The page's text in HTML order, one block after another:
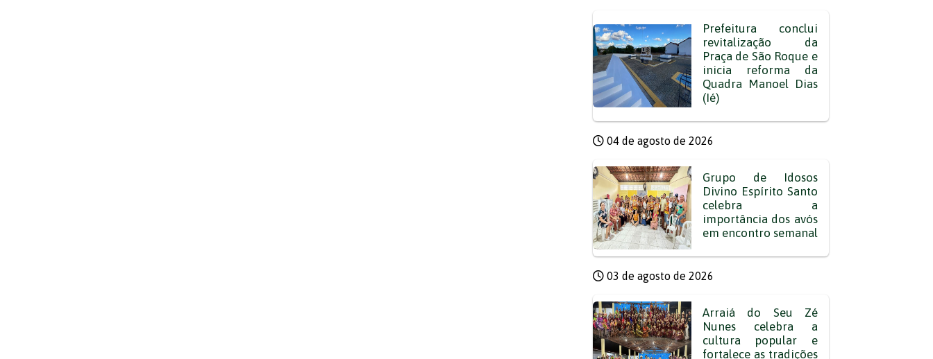
Prefeitura conclui
revitalização da
Praça de São Roque e
inicia reforma da
Quadra Manoel Dias
(Ié)
04 de agosto de 2026
Grupo de Idosos
Divino Espírito Santo
celebra a
importância dos avós
em encontro semanal
03 de agosto de 2026
Arraiá do Seu Zé
Nunes celebra a
cultura popular e
fortalece as tradições